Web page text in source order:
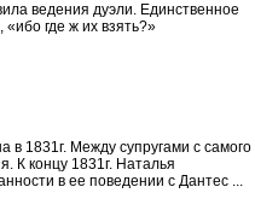
ведения дуэли. Единственное
«ибо где ж их взять?»
1831г. Между супругами с самого
К концу 1831г. Наталья
в ее поведении с Дантес ...